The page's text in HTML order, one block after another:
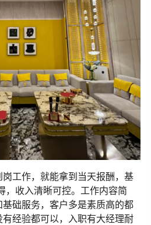
工作，就能拿到当天报酬，基
，收入清晰可控。工作内容简
础服务，客户多是素质高的都
经验都可以，入职有大经理耐